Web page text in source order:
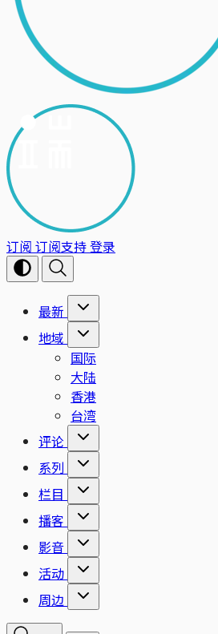
订阅 订阅支持登录
最新
地域
国际
大陆
香港
台湾
评论
系列
栏目
播客
影音
活动
周边